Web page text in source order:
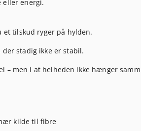
eller energi.
et tilskud ryger på hylden.
der stadig ikke er stabil.
men i at helheden ikke hænger
kilde til fibre